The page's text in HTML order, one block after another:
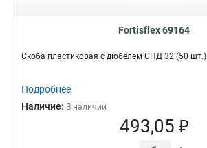
Fortisflex 69164
Скоба пластиковая с дюбелем СПД 32 (50 шт.)
Подробнее
Наличие: В наличии
493,05 ₽